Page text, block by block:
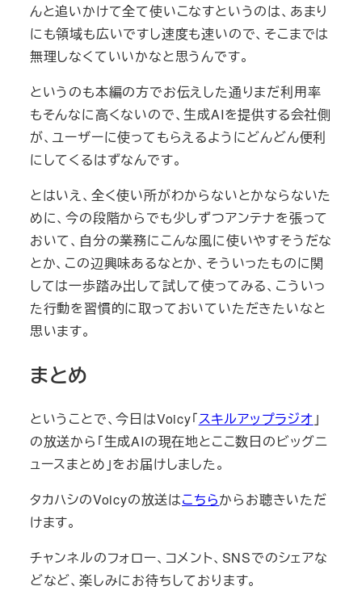
んと追いかけて全て使いこなすというのは、あまり
にも領域も広いですし速度も速いので、そこまでは
無理しなくていいかなと思うんです。
というのも本編の方でお伝えした通りまだ利用率
もそんなに高くないので、生成AIを提供する会社側
が、ユーザーに使ってもらえるようにどんどん便利
にしてくるはずなんです。
とはいえ、全く使い所がわからないとかならないた
めに、今の段階からでも少しずつアンテナを張って
おいて、自分の業務にこんな風に使いやすそうだな
とか、この辺興味あるなとか、そういったものに関
しては一歩踏み出して試して使ってみる、こういっ
た行動を習慣的に取っておいていただきたいなと
思います。
まとめ
ということで、今日はVoicy「スキルアップラジオ 」
の放送から「生成AIの現在地とここ数日のビッグニ
ュースまとめ」をお届けしました。
タカハシのVoicyの放送はこちらからお聴きいただ
けます。
チャンネルのフォロー、コメント、SNSでのシェアな
どなど、楽しみにお待ちしております。